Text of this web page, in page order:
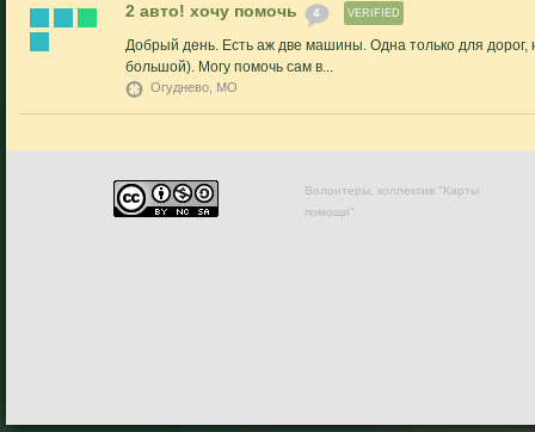
2 авто! хочу помочь 4 VERIFIED
Добрый день. Есть аж две машины. Одна только для
большой). Могу помочь сам в...
Огуднево, МО
Волонтеры, коллектив "Карты
помощи"